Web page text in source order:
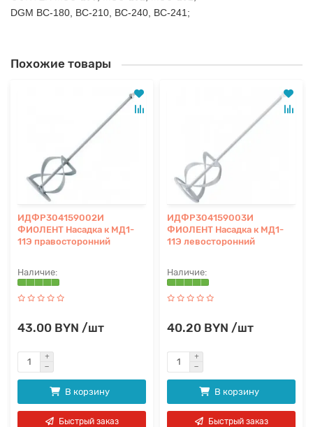
DGM BC-180, BC-210, BC-240, BC-241;
Похожие товары
ИДФР304159002И
ФИОЛЕНТ Насадка к МД1-
11Э правосторонний
43.00 BYN /шт
В корзину
Быстрый заказ
ИДФР304159003И
ФИОЛЕНТ Насадка к МД1-
11Э левосторонний
40.20 BYN /шт
В корзину
Быстрый заказ